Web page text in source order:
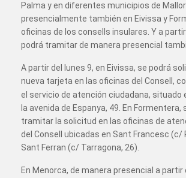
Palma y en diferentes municipios de
presencialmente también en Eivissa y
oficinas de los consells insulares. Y a
podrá tramitar de manera presencial
A partir del lunes 9, en Eivissa, se podrá
nueva tarjeta en las oficinas del Consell,
el servicio de atención ciudadana, situado
la avenida de Espanya, 49. En Formentera,
tramitar la solicitud en las oficinas de
del Consell ubicadas en Sant Francesc (c/
Sant Ferran (c/ Tarragona, 26).
En Menorca, de manera presencial a partir